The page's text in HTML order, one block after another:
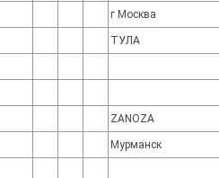
г Москва
ТУЛА
ZANOZA
Мурманск